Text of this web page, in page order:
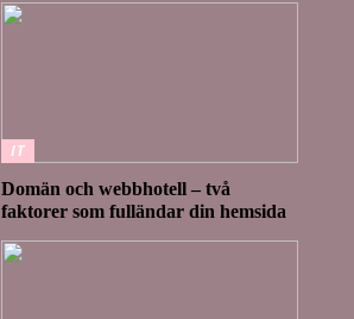
IT
Domän och webbhotell – två
faktorer som fulländar din hemsida